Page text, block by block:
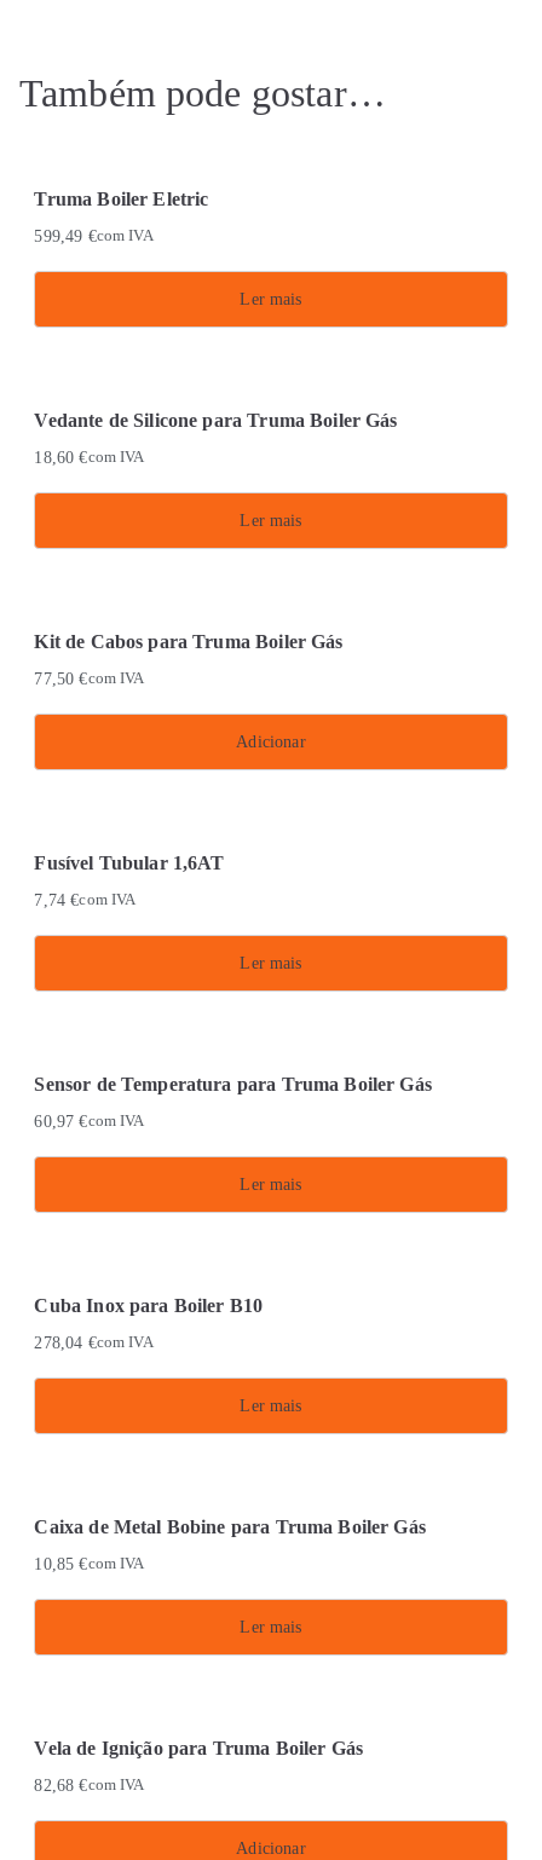
Também pode gostar…
Truma Boiler Eletric
599,49 €com IVA
Ler mais
Vedante de Silicone para Truma Boiler Gás
18,60€com IVA
Ler mais
Kit de Cabos para Truma Boiler Gás
77,50€com IVA
Adicionar
Fusível Tubular 1,6AT
7,74€com IVA
Ler mais
Sensor de Temperatura para Truma Boiler Gás
60,97€com IVA
Ler mais
Cuba Inox para Boiler B10
278,04 €com IVA
Ler mais
Caixa de Metal Bobine para Truma Boiler Gás
10,85€com IVA
Ler mais
Vela de Ignição para Truma Boiler Gás
82,68€com IVA
Adicionar